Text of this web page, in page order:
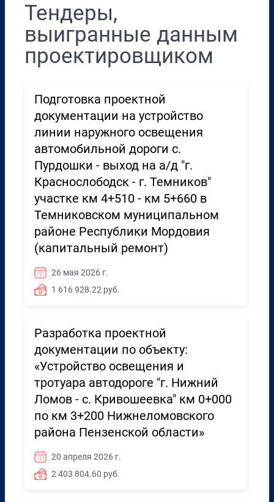
Тендеры,
выигранные данным
проектировщиком
Подготовка проектной
документации на устройство
линии наружного освещения
автомобильной дороги с.
Пурдошки - выход на а/д "г.
Краснослободск - г. Темников"
участке км 4+510 - км 5+660 в
Темниковском муниципальном
районе Республики Мордовия
(капитальный ремонт)
26 мая 2026 г.
1 616 928.22 руб.
Разработка проектной
документации по объекту:
«Устройство освещения и
тротуара автодороге "г. Нижний
Ломов - с. Кривошеевка" км 0+000
по км 3+200 Нижнеломовского
района Пензенской области»
20 апреля 2026 г.
2 403 804.60 руб.